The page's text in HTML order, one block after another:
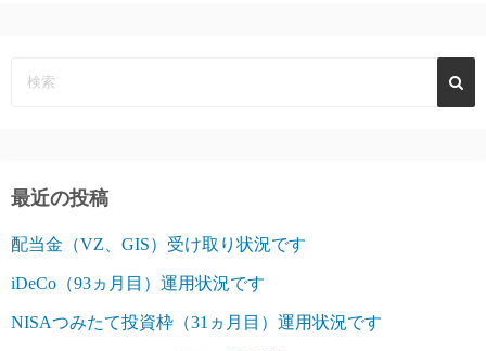
最近の投稿
配当金（VZ、GIS）受け取り状況です
iDeCo（93ヵ月目）運用状況です
NISAつみたて投資枠（31ヵ月目）運用状況です